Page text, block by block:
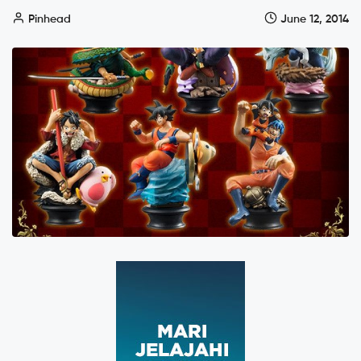
Pinhead June 12, 2014